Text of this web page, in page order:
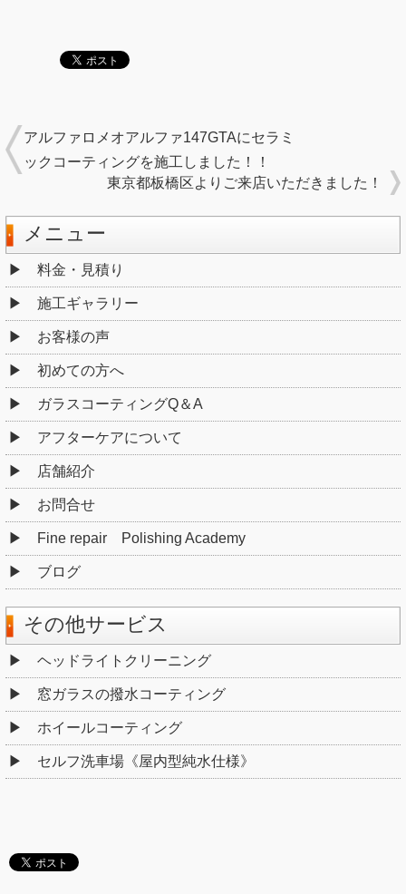
アルファロメオアルファ147GTAにセラミ
ックコーティングを施工しました！！
東京都板橋区よりご来店いただきました！
メニュー
料金・見積り
施工ギャラリー
お客様の声
初めての方へ
ガラスコーティングQ＆A
アフターケアについて
店舗紹介
お問合せ
Fine repair Polishing Academy
ブログ
その他サービス
ヘッドライトクリーニング
窓ガラスの撥水コーティング
ホイールコーティング
セルフ洗車場《屋内型純水仕様》